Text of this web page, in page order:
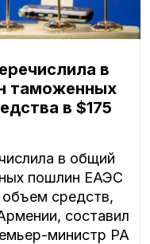
в
таможенных
в $175
в общий
пошлин ЕАЭС
объем средств,
составил
министр РА